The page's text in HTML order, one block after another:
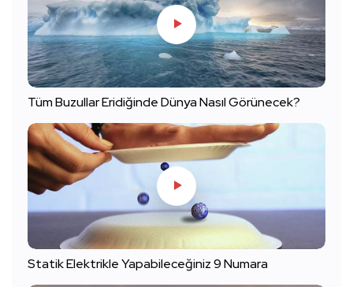
Tüm Buzullar Eridiğinde Dünya Nasıl Görünecek?
Statik Elektrikle Yapabileceğiniz 9 Numara